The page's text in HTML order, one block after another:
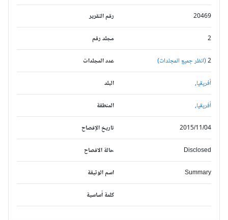
رقم التقرير 20469
مجلد رقم
عدد المجلدات (انظر جميع المجلدات)
البلد أفريقيا,
المنطقة أفريقيا,
تاريخ الإفصاح 2015/11/04
حالة الافصاح Disclosed
اسم الوثيقة Summary
كلمة أساسية